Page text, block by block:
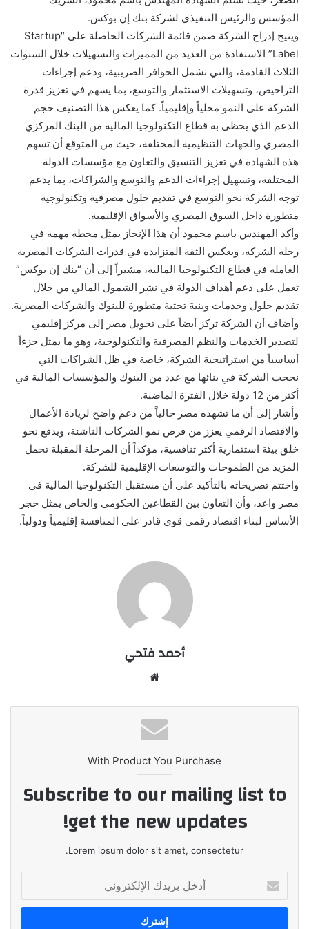
المؤسس والرئيس التنفيذي لشركة بنك إن بوكس.
ويتيح إدراج الشركة ضمن قائمة الشركات الحاصلة على “Startup
Label” الاستفادة من العديد من المميزات والتسهيلات خلال السنوات
الثلاث القادمة، والتي تشمل الحوافز الضريبية، ودعم إجراءات
التراخيص، وتسهيلات الاستثمار والتوسع، بما يسهم في تعزيز قدرة
الشركة على النمو محلياً وإقليمياً. كما يعكس هذا التصنيف حجم
الدعم الذي يحظى به قطاع التكنولوجيا المالية من البنك المركزي
المصري والجهات التنظيمية المختلفة، حيث من المتوقع أن تسهم
هذه الشهادة في تعزيز التنسيق والتعاون مع مؤسسات الدولة
المختلفة، وتسهيل إجراءات الدعم والتوسع والشراكات، بما يدعم
توجه الشركة نحو التوسع في تقديم حلول مصرفية وتكنولوجية
متطورة داخل السوق المصري والأسواق الإقليمية.
وأكد المهندس باسم محمود أن هذا الإنجاز يمثل محطة مهمة في
رحلة الشركة، ويعكس الثقة المتزايدة في قدرات الشركات المصرية
العاملة في قطاع التكنولوجيا المالية، مشيراً إلى أن “بنك إن بوكس”
تعمل على دعم أهداف الدولة في نشر الشمول المالي من خلال
تقديم حلول وخدمات وبنية تحتية متطورة للبنوك والشركات المصرية.
وأضاف أن الشركة تركز أيضاً على تحويل مصر إلى مركز إقليمي
لتصدير الخدمات والنظم المصرفية والتكنولوجية، وهو ما يمثل جزءاً
أساسياً من استراتيجية الشركة، خاصة في ظل الشراكات التي
نجحت الشركة في بنائها مع عدد من البنوك والمؤسسات المالية في
أكثر من 12 دولة خلال الفترة الماضية.
وأشار إلى أن ما تشهده مصر حالياً من دعم واضح لريادة الأعمال
والاقتصاد الرقمي يعزز من فرص نمو الشركات الناشئة، ويدفع نحو
خلق بيئة استثمارية أكثر تنافسية، مؤكداً أن المرحلة المقبلة تحمل
المزيد من الطموحات والتوسعات الإقليمية للشركة.
واختتم تصريحاته بالتأكيد على أن مستقبل التكنولوجيا المالية في
مصر واعد، وأن التعاون بين القطاعين الحكومي والخاص يمثل حجر
الأساس لبناء اقتصاد رقمي قوي قادر على المنافسة إقليمياً ودولياً.
أحمد فتحي
With Product You Purchase
Subscribe to our mailing list to
get the new updates!
Lorem ipsum dolor sit amet, consectetur.
بريدك
الإلكتروني